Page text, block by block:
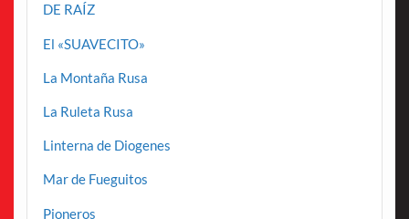
DE RAÍZ
El «SUAVECITO»
La Montaña Rusa
La Ruleta Rusa
Linterna de Diogenes
Mar de Fueguitos
Pioneros